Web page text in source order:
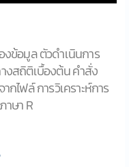
ข้อมูล ตัวดำเนินการ
งสถิติเบื้องต้น คำสั่ง
ไฟล์ การวิเคราะห์การ
ษา R